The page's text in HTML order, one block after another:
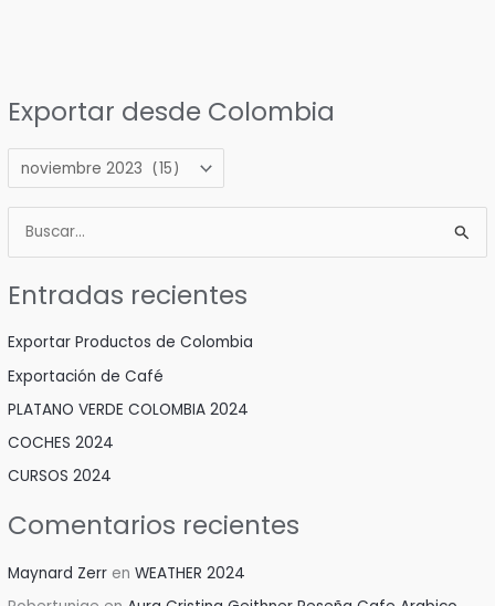
Exportar desde Colombia
x
o
r
a
r
d
e
o
c
a
r
p
Entradas recientes
Exportar Productos de Colombia
Exportación de Café
PLATANO VERDE COLOMBIA 2024
COCHES 2024
CURSOS 2024
Comentarios recientes
Maynard Zerr enWEATHER 2024